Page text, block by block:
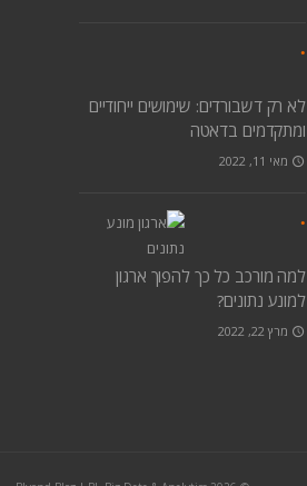
לא רק דשבורדים: שימושים ייחודיים
ומתקדמים בדאטה
מאי 11, 2022
למה מורכב כל כך להפוך ארגון
למונע נתונים?
מרץ 22, 2022